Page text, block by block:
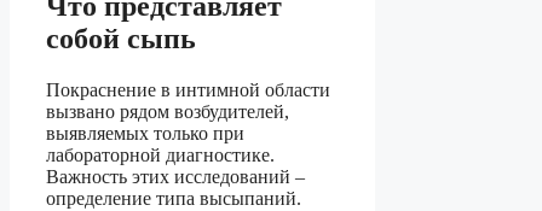
Что представляет
собой сыпь
Покраснение в интимной области
вызвано рядом возбудителей,
выявляемых только при
лабораторной диагностике.
Важность этих исследований –
определение типа высыпаний.